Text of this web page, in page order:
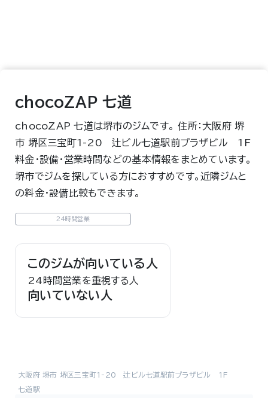
chocoZAP 七道
chocoZAP 七道は堺市のジムです。 住所：大阪府 堺
市 堺区三宝町1-20 辻ビル七道駅前プラザビル 1F
料金・設備・営業時間などの基本情報をまとめています。
堺市でジムを探している方におすすめです。近隣ジムと
の料金・設備比較もできます。
24時間営業
このジムが向いている人
24時間営業を重視する人
向いていない人
大阪府 堺市 堺区三宝町1-20 辻ビル七道駅前プラザビル 1F
七道駅